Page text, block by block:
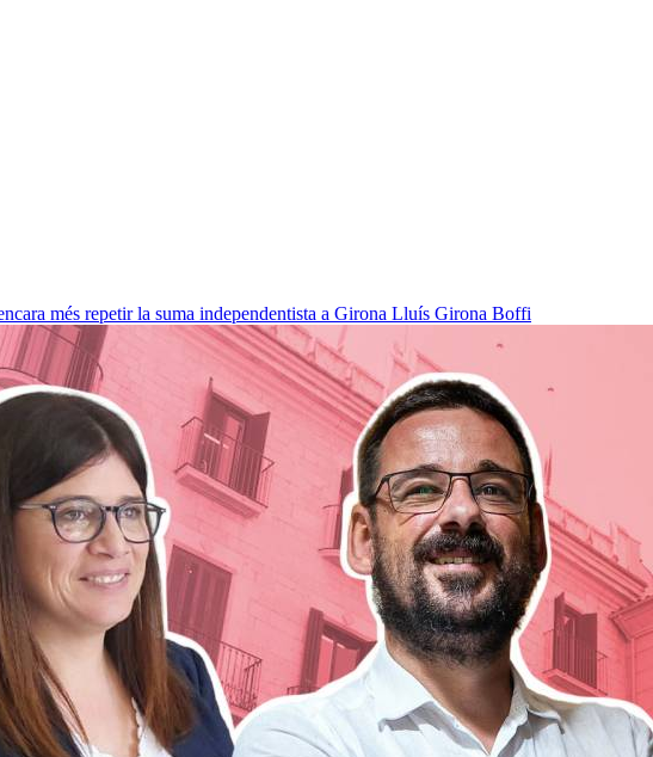
més repetir la suma independentista a Girona Lluís Girona Boffi